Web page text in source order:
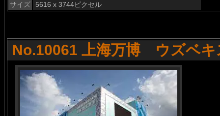
サイズ
5616 x 3744ピクセル
No.10061 上海万博 ウズベキ